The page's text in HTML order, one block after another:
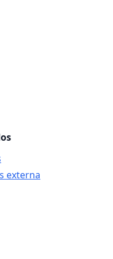
externa